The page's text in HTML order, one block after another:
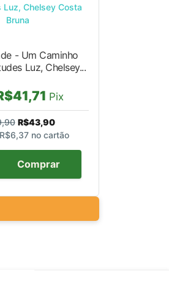
- Um Caminho
Luz, Chelsey...
Pix
R$43,90
R$6,37 no cartão
Comprar